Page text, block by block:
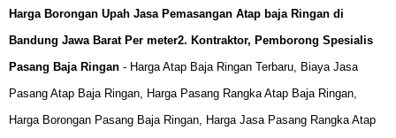
Harga Borongan Upah Jasa Pemasangan Atap baja Ringan di
Bandung Jawa Barat Per meter2. Kontraktor, Pemborong Spesialis
Pasang Baja Ringan - Harga Atap Baja Ringan Terbaru, Biaya Jasa
Pasang Atap Baja Ringan, Harga Pasang Rangka Atap Baja Ringan,
Harga Borongan Pasang Baja Ringan, Harga Jasa Pasang Rangka Atap